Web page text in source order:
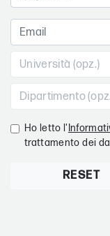
Ho letto l'
trattamento dei
RESET